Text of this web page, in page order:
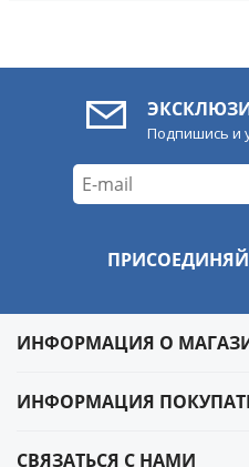
Подпишись и
ИНФОРМАЦИЯ О
ИНФОРМАЦИЯ
СВЯЗАТЬСЯ С НАМИ